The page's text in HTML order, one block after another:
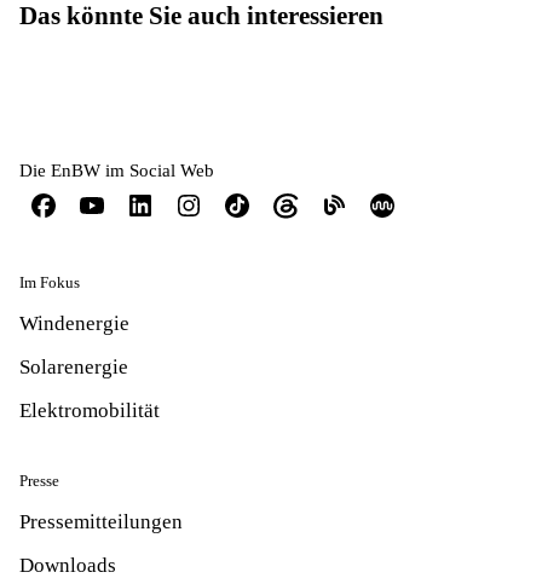
Das könnte Sie auch interessieren
Die EnBW im Social Web
Im Fokus
Windenergie
Solarenergie
Elektromobilität
Presse
Pressemitteilungen
Downloads